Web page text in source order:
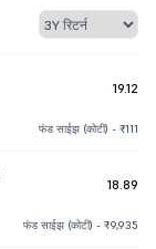
19.12
फंड साईझ (कोटी) - ₹111
18.89
फंड साईझ (कोटी) - ₹9,935